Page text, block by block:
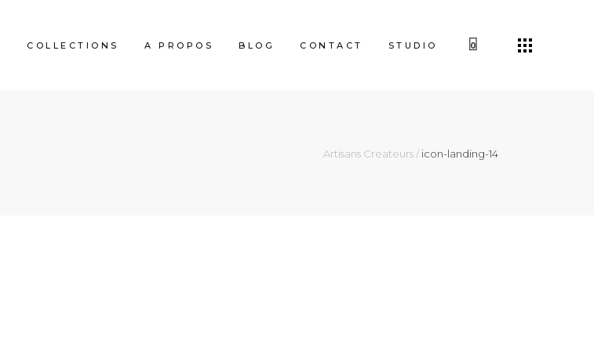
COLLECTIONS A PROPOS BLOG CONTACT STUDIO 0
Artisans Createurs/ icon-landing-14